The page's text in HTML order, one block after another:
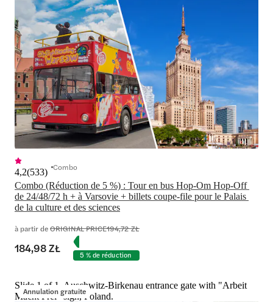
Combo (Réduction de 5 %) : Tour en bus Hop-Om Hop-Off
de 24/48/72 h + à Varsovie + billets coupe-file pour le Palais
de la culture et des sciences
4,2(533) Combo
à partir deORIGINAL PRICE194,72 ZŁ
184,98 ZŁ 5 % de réduction
Annulation gratuite
Slide 1 of 1, Auschwitz-Birkenau entrance gate with "Arbeit
Macht Frei" sign, Poland.